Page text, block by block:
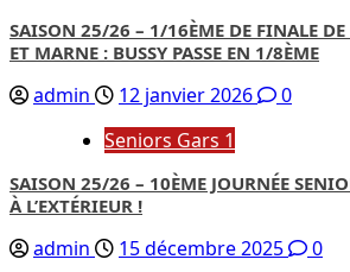
SAISON 25/26 – 1/16ÈME DE FINALE DE
ET MARNE : BUSSY PASSE EN 1/8ÈME
admin 12 janvier 2026
0
Seniors Gars 1
SAISON 25/26 – 10ÈME JOURNÉE
À L’EXTÉRIEUR !
admin 15 décembre 2025 0